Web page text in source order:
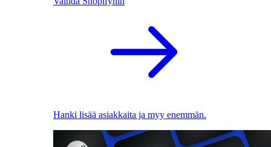
Hanki lisää asiakkaita ja myy enemmän.